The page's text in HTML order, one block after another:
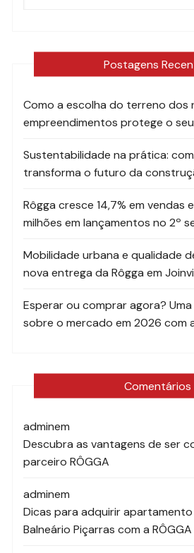
Postagens
Como a escolha do terreno dos
empreendimentos protege o
Sustentabilidade na prática:
transforma o futuro da
Rôgga cresce 14,7% em vendas
milhões em lançamentos no 2º
Mobilidade urbana e qualidade
nova entrega da Rôgga em
Esperar ou comprar agora?
sobre o mercado em 2026 com
Comentários
adminem
Descubra as vantagens de ser
parceiro RÔGGA
adminem
Dicas para adquirir
Balneário Piçarras com a RÔGGA